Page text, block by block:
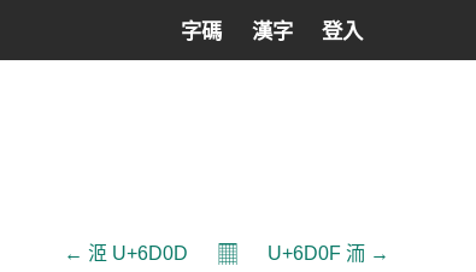
字碼 漢字 登入
← 洍 U+6D0D 𝄜 U+6D0F 洏 →